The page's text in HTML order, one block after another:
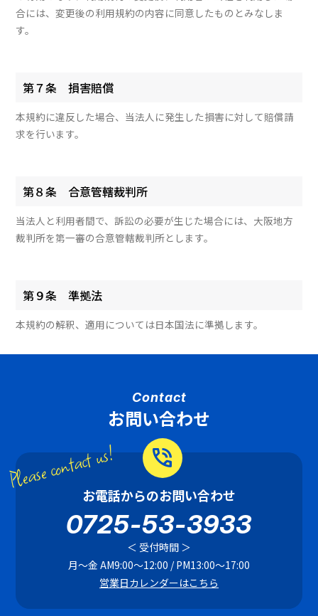
合には、変更後の利用規約の内容に同意したものとみなしま
す。
第７条 損害賠償
本規約に違反した場合、当法人に発生した損害に対して賠償請
求を行います。
第８条 合意管轄裁判所
当法人と利用者間で、訴訟の必要が生じた場合には、大阪地方
裁判所を第一審の合意管轄裁判所とします。
第９条 準拠法
本規約の解釈、適用については日本国法に準拠します。
Contact
お問い合わせ
phone_in_talk
お電話からのお問い合わせ
0725-53-3933
＜ 受付時間 ＞
月〜金 AM9:00〜12:00 / PM13:00〜17:00
営業日カレンダーはこちら
Please contact us!